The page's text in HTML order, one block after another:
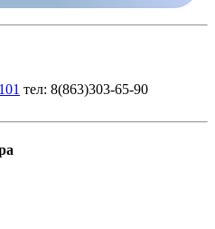
тел: 8(863)303-65-90